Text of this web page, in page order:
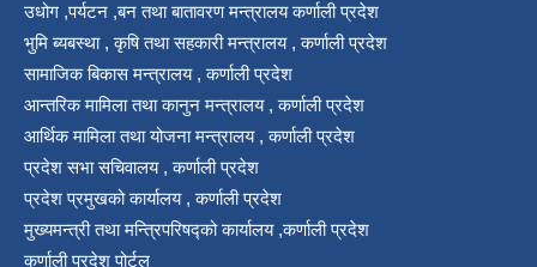
उधोग ,पर्यटन ,बन तथा बातावरण मन्त्रालय कर्णाली प्रदेश
भुमि ब्यबस्था , कृषि तथा सहकारी मन्त्रालय , कर्णाली प्रदेश
सामाजिक बिकास मन्त्रालय , कर्णाली प्रदेश
आन्तरिक मामिला तथा कानुन मन्त्रालय , कर्णाली प्रदेश
आर्थिक मामिला तथा योजना मन्त्रालय , कर्णाली प्रदेश
प्रदेश सभा सचिवालय , कर्णाली प्रदेश
प्रदेश प्रमुखको कार्यालय , कर्णाली प्रदेश
मुख्यमन्त्री तथा मन्त्रिपरिषद्को कार्यालय ,कर्णाली प्रदेश
कर्णाली प्रदेश पोर्टल